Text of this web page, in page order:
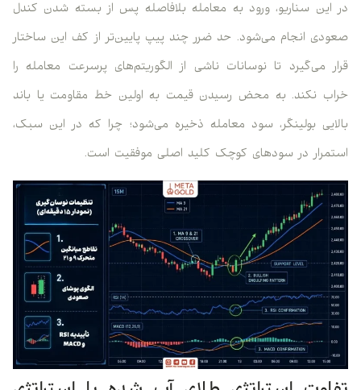
در این سناریو، ورود به معامله بلافاصله پس از بسته شدن کندل
صعودی انجام می‌شود. حد ضرر چند پیپ پایین‌تر از کف این ساختار
قرار می‌گیرد تا نوسانات ناشی از الگوریتم‌های پرسرعت معامله را
خراب نکند. به محض رسیدن قیمت به اولین خط مقاومت یا باند
بالایی بولینگر، سود معامله ذخیره می‌شود؛ چرا که در این سبک،
استمرار در سودهای کوچک کلید اصلی موفقیت است.